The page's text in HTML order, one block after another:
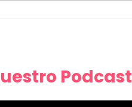
Podcast